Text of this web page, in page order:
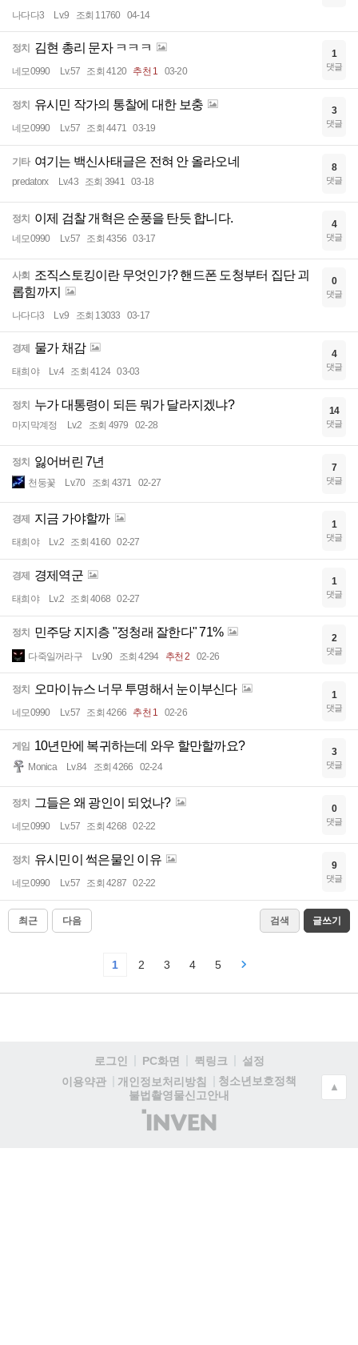
나다다3 Lv.9 조회 11760 04-14
정치 김현 총리 문자 ㅋㅋㅋ
네모0990 Lv.57 조회 4120 추천 1 03-20
1
댓글
정치 유시민 작가의 통찰에 대한 보충
네모0990 Lv.57 조회 4471 03-19
3
댓글
기타 여기는 백신사태글은 전혀 안 올라오네
predatorx Lv.43 조회 3941 03-18
8
댓글
정치 이제 검찰 개혁은 순풍을 탄듯 합니다.
네모0990 Lv.57 조회 4356 03-17
4
댓글
사회 조직스토킹이란 무엇인가? 핸드폰 도청부터 집단 괴
롭힘까지
나다다3 Lv.9 조회 13033 03-17
0
댓글
경제 물가 채감
태희야 Lv.4 조회 4124 03-03
4
댓글
정치 누가 대통령이 되든 뭐가 달라지겠냐?
마지막계정 Lv.2 조회 4979 02-28
14
댓글
정치 잃어버린 7년
천둥꽃 Lv.70 조회 4371 02-27
7
댓글
경제 지금 가야할까
태희야 Lv.2 조회 4160 02-27
1
댓글
경제 경제역군
태희야 Lv.2 조회 4068 02-27
1
댓글
정치 민주당 지지층 "정청래 잘한다" 71%
다죽일꺼라구 Lv.90 조회 4294 추천 2 02-26
2
댓글
정치 오마이뉴스 너무 투명해서 눈이부신다
네모0990 Lv.57 조회 4266 추천 1 02-26
1
댓글
게임 10년만에 복귀하는데 와우 할만할까요?
Monica Lv.84 조회 4266 02-24
3
댓글
정치 그들은 왜 광인이 되었나?
네모0990 Lv.57 조회 4268 02-22
0
댓글
정치 유시민이 썩은물인 이유
네모0990 Lv.57 조회 4287 02-22
9
댓글
최근 다음 검색 글쓰기
1 2 3 4 5
로그인 PC화면 퀵링크
설정
이용약관
개인정보처리방침
청소년보호정책
불법촬영물신고안내
(주)
인
▲